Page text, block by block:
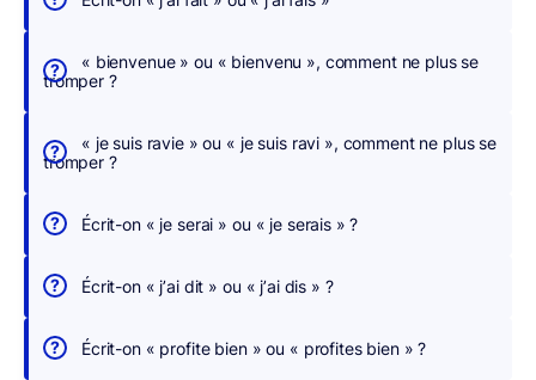
h
e
,
n
u
c
r
« bienvenue » ou « bienvenu », comment ne plus se
tromper ?
« je suis ravie » ou « je suis ravi », comment ne plus se
tromper ?
Écrit-on « je serai » ou « je serais » ?
Écrit-on « j’ai dit » ou « j’ai dis » ?
Écrit-on « profite bien » ou « profites bien » ?